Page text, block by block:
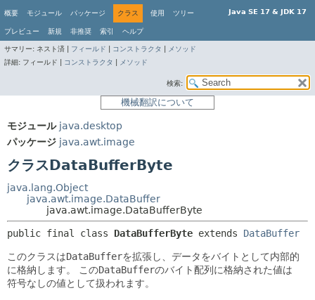
Java SE 17 & JDK 17
概要 モジュール パッケージ クラス 使用 ツリー
プレビュー 新規 非推奨 索引 ヘルプ
サマリー: ネスト済 | フィールド コンストラクタ
メソッド
詳細: フィールド | コンストラクタ メソッド
検索:
機械翻訳について
モジュール java.desktop
パッケージ java.awt.image
クラスDataBufferByte
java.lang.Object
java.awt.image.DataBuffer
java.awt.image.DataBufferByte
public final class DataBufferByte extends DataBuffer
このクラスはDataBufferを拡張し、データをバイトとして内部的
に格納します。
このDataBufferのバイト配列に格納された値は
符号なしの値として扱われます。